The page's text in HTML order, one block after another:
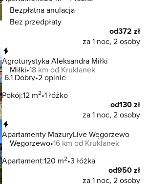
Bezpłatna anulacja
Bez przedpłaty
od372 zł
za 1 noc, 2 osoby
Agroturystyka Aleksandra Miłki
Miłki 18 km od Kruklanek
6.1 Dobry 2 opinie
Pokój:12 m2 1 łóżko
od130 zł
za 1 noc, 2 osoby
Apartamenty MazuryLive Węgorzewo
Węgorzewo 16 km od Kruklanek
Apartament:120 m2 3 łóżka
od950 zł
za 1 noc, 2 osoby